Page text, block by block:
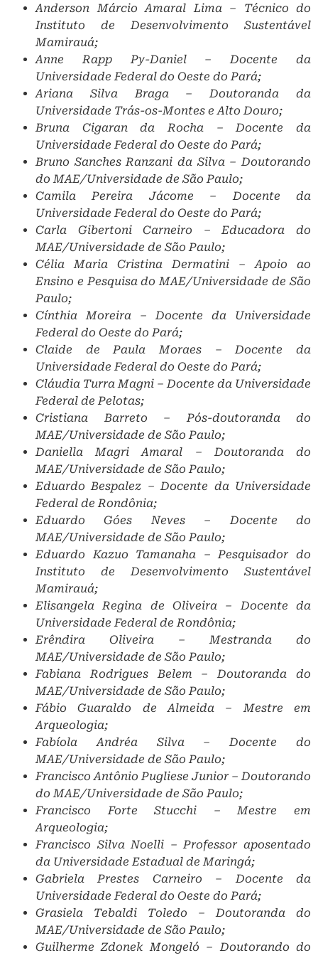
Anderson Márcio Amaral Lima – Técnico do
Instituto de Desenvolvimento Sustentável
Mamirauá;
Anne Rapp Py-Daniel – Docente da
Universidade Federal do Oeste do Pará;
Ariana Silva Braga – Doutoranda da
Universidade Trás-os-Montes e Alto Douro;
Bruna Cigaran da Rocha – Docente da
Universidade Federal do Oeste do Pará;
Bruno Sanches Ranzani da Silva – Doutorando
do MAE/Universidade de São Paulo;
Camila Pereira Jácome – Docente da
Universidade Federal do Oeste do Pará;
Carla Gibertoni Carneiro – Educadora do
MAE/Universidade de São Paulo;
Célia Maria Cristina Dermatini – Apoio ao
Ensino e Pesquisa do MAE/Universidade de São
Paulo;
Cínthia Moreira – Docente da Universidade
Federal do Oeste do Pará;
Claide de Paula Moraes – Docente da
Universidade Federal do Oeste do Pará;
Cláudia Turra Magni – Docente da Universidade
Federal de Pelotas;
Cristiana Barreto – Pós-doutoranda do
MAE/Universidade de São Paulo;
Daniella Magri Amaral – Doutoranda do
MAE/Universidade de São Paulo;
Eduardo Bespalez – Docente da Universidade
Federal de Rondônia;
Eduardo Góes Neves – Docente do
MAE/Universidade de São Paulo;
Eduardo Kazuo Tamanaha – Pesquisador do
Instituto de Desenvolvimento Sustentável
Mamirauá;
Elisangela Regina de Oliveira – Docente da
Universidade Federal de Rondônia;
Erêndira Oliveira – Mestranda do
MAE/Universidade de São Paulo;
Fabiana Rodrigues Belem – Doutoranda do
MAE/Universidade de São Paulo;
Fábio Guaraldo de Almeida – Mestre em
Arqueologia;
Fabíola Andréa Silva – Docente do
MAE/Universidade de São Paulo;
Francisco Antônio Pugliese Junior – Doutorando
do MAE/Universidade de São Paulo;
Francisco Forte Stucchi – Mestre em
Arqueologia;
Francisco Silva Noelli – Professor aposentado
da Universidade Estadual de Maringá;
Gabriela Prestes Carneiro – Docente da
Universidade Federal do Oeste do Pará;
Grasiela Tebaldi Toledo – Doutoranda do
MAE/Universidade de São Paulo;
Guilherme Zdonek Mongeló – Doutorando do